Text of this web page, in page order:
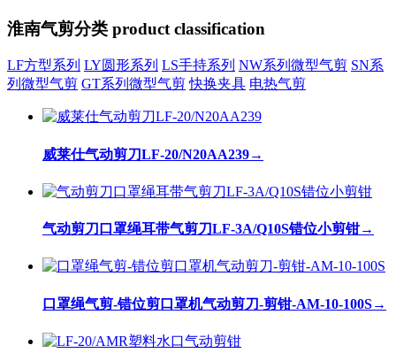
淮南气剪分类 product classification
LF方型系列 LY圆形系列 LS手持系列 NW系列微型气剪 SN系
列微型气剪 GT系列微型气剪 快换夹具 电热气剪
威莱仕气动剪刀LF-20/N20AA239→
气动剪刀口罩绳耳带气剪刀LF-3A/Q10S错位小剪钳→
口罩绳气剪-错位剪口罩机气动剪刀-剪钳-AM-10-100S→